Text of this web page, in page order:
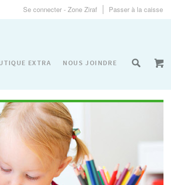
Se connecter - Zone Ziraf Passer à la caisse
EXTRA NOUS JOINDRE